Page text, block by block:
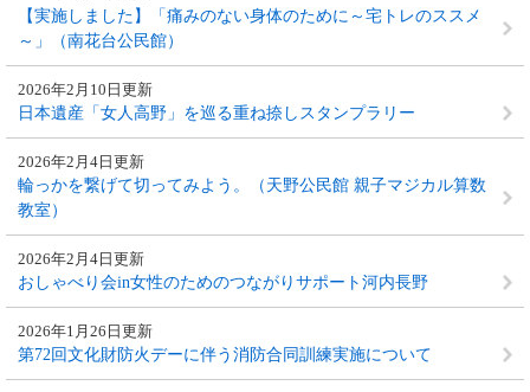
【実施しました】「痛みのない身体のために～宅トレのススメ
～」（南花台公民館）
日本遺産「女人高野」を巡る重ね捺しスタンプラリー
2026年2月10日更新
輪っかを繋げて切ってみよう。（天野公民館 親子マジカル算数
教室）
2026年2月4日更新
おしゃべり会in女性のためのつながりサポート河内長野
2026年2月4日更新
第72回文化財防火デーに伴う消防合同訓練実施について
2026年1月26日更新